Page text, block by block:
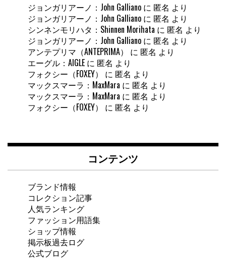
ジョンガリアーノ：John Galliano に 匿名 より
ジョンガリアーノ：John Galliano に 匿名 より
シンネンモリハタ：Shinnen Morihata に 匿名 より
ジョンガリアーノ：John Galliano に 匿名 より
アンテプリマ（ANTEPRIMA）
に 匿名 より
エーグル：AIGLE に 匿名 より
フォクシー（FOXEY）
に 匿名 より
マックスマーラ：MaxMara に 匿名 より
マックスマーラ：MaxMara に 匿名 より
フォクシー（FOXEY）
に 匿名 より
コンテンツ
ブランド情報
コレクション記事
人気ランキング
ファッション用語集
ショップ情報
掲示板過去ログ
公式ブログ